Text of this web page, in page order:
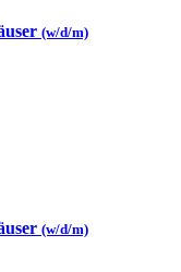
(w/d/m)
(w/d/m)